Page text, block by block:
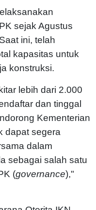
sejak Agustus
ini, telah
kapasitas untuk
konstruksi.
lebih dari 2.000
dan tinggal
Kementerian
dapat segera
dalam
sebagai salah satu
(governance),"